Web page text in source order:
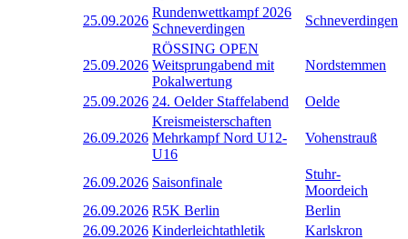
25.09.2026
Rundenwettkampf 2026
Schneverdingen
Schneverdingen
25.09.2026
RÖSSING OPEN
Weitsprungabend mit
Pokalwertung
Nordstemmen
25.09.2026 24. Oelder Staffelabend Oelde
26.09.2026
Kreismeisterschaften
Mehrkampf Nord U12-
U16
Vohenstrauß
26.09.2026 Saisonfinale
Stuhr-
Moordeich
26.09.2026 R5K Berlin
Berlin
26.09.2026 Kinderleichtathletik Karlskron